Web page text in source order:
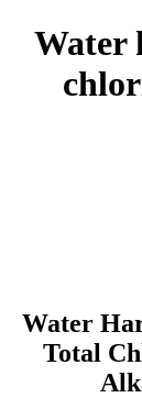
Water
Water
Total